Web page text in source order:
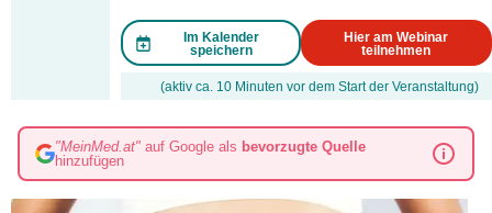
Im Kalender
speichern
Hier am Webinar
teilnehmen
(aktiv ca. 10 Minuten vor dem Start der Veranstaltung)
"MeinMed.at" auf Google als bevorzugte Quelle
hinzufügen